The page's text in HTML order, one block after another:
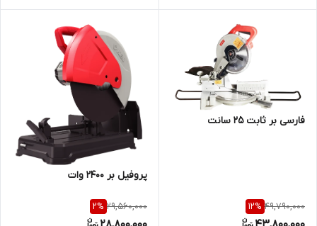
فارسی بر ثابت 25 سانت
49,790,000
12%
پروفیل بر 2400 وات
29,560,000
2%